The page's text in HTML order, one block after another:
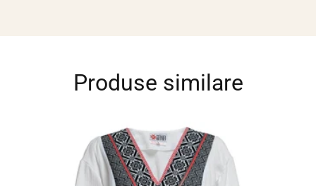
Produse similare